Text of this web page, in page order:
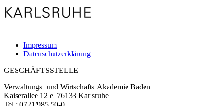
Impressum
Datenschutzerklärung
GESCHÄFTSSTELLE
Verwaltungs- und Wirtschafts-Akademie Baden
Kaiserallee 12 e, 76133 Karlsruhe
Tel.: 0721/985 50-0